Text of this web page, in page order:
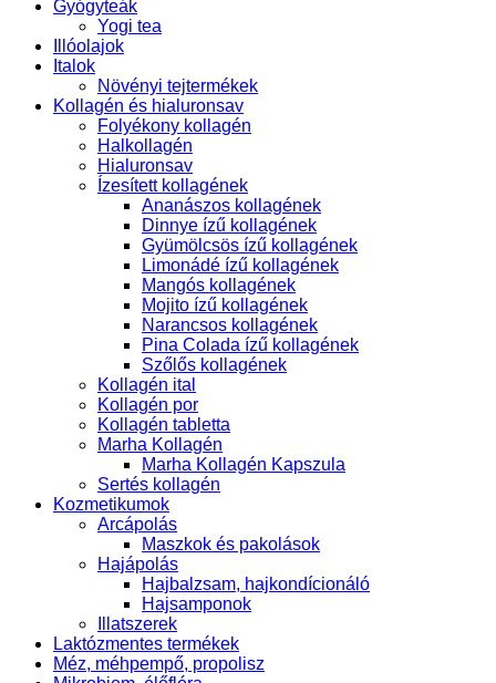
Gyógyteák
Yogi tea
Illóolajok
Italok
Növényi tejtermékek
Kollagén és hialuronsav
Folyékony kollagén
Halkollagén
Hialuronsav
Ízesített kollagének
Ananászos kollagének
Dinnye ízű kollagének
Gyümölcsös ízű kollagének
Limonádé ízű kollagének
Mangós kollagének
Mojito ízű kollagének
Narancsos kollagének
Pina Colada ízű kollagének
Szőlős kollagének
Kollagén ital
Kollagén por
Kollagén tabletta
Marha Kollagén
Marha Kollagén Kapszula
Sertés kollagén
Kozmetikumok
Arcápolás
Maszkok és pakolások
Hajápolás
Hajbalzsam, hajkondícionáló
Hajsamponok
Illatszerek
Laktózmentes termékek
Méz, méhpempő, propolisz